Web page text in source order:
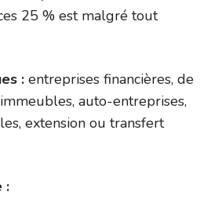
25 % est malgré tout
: entreprises financières, de
auto-entreprises,
extension ou transfert
: